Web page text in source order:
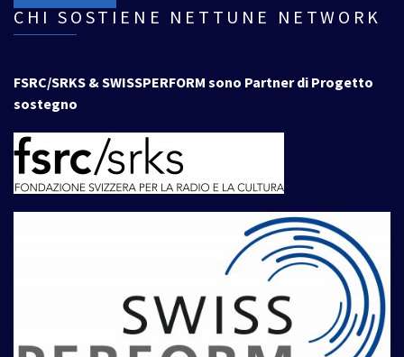
CHI SOSTIENE NETTUNE NETWORK
FSRC/SRKS & SWISSPERFORM sono Partner di Progetto
sostegno